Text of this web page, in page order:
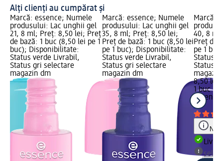
Alți clienți au cumpărat și
Marcă: essence; Numele
produsului: Lac unghii gel
21, 8 ml; Preț: 8,50 lei; Preț
de bază: 1 buc (8,50 lei pe 1
buc); Disponibilitate:
Status verde Livrabil,
Status gri selectare
magazin dm
Marcă: essence; Numele
produsului: Lac unghii gel
35, 8 ml; Preț: 8,50 lei;
Preț de bază: 1 buc (8,50 lei
pe 1 buc); Disponibilitate:
Status verde Livrabil,
Status gri selectare
magazin dm
Marcă:
40, 8
Preț de
pe 1
Status
Status
8,50 lei
1 buc
essence
ml
Notă